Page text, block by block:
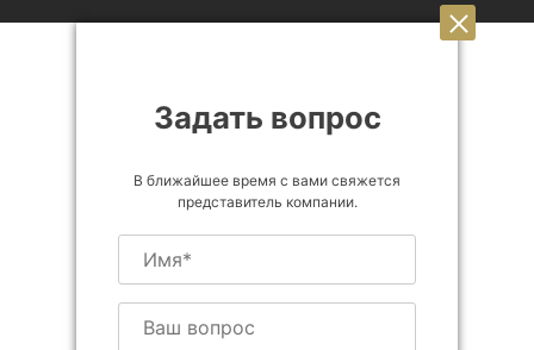
Задать вопрос
В ближайшее время с вами свяжется
представитель компании.